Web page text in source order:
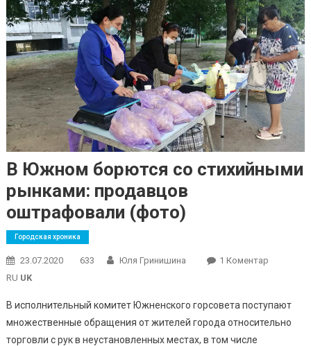
В Южном борются со стихийными
рынками: продавцов
оштрафовали (фото)
Городская хроника
23.07.2020 633 Юля Гринишина 1 КоментарДо
Борются
Со
RU UK
В исполнительный комитет Южненского горсовета поступают
множественные обращения от жителей города относительно
торговли с рук в неустановленных местах, в том числе